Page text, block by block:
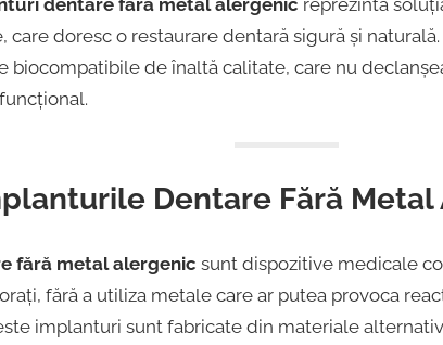
care doresc o restaurare dentară sigură și
biocompatibile de înaltă calitate, care nu
Dentare Fără Metal
fără metal alergenic sunt dispozitive medicale
fără a utiliza metale care ar putea provoca
implanturi sunt fabricate din materiale